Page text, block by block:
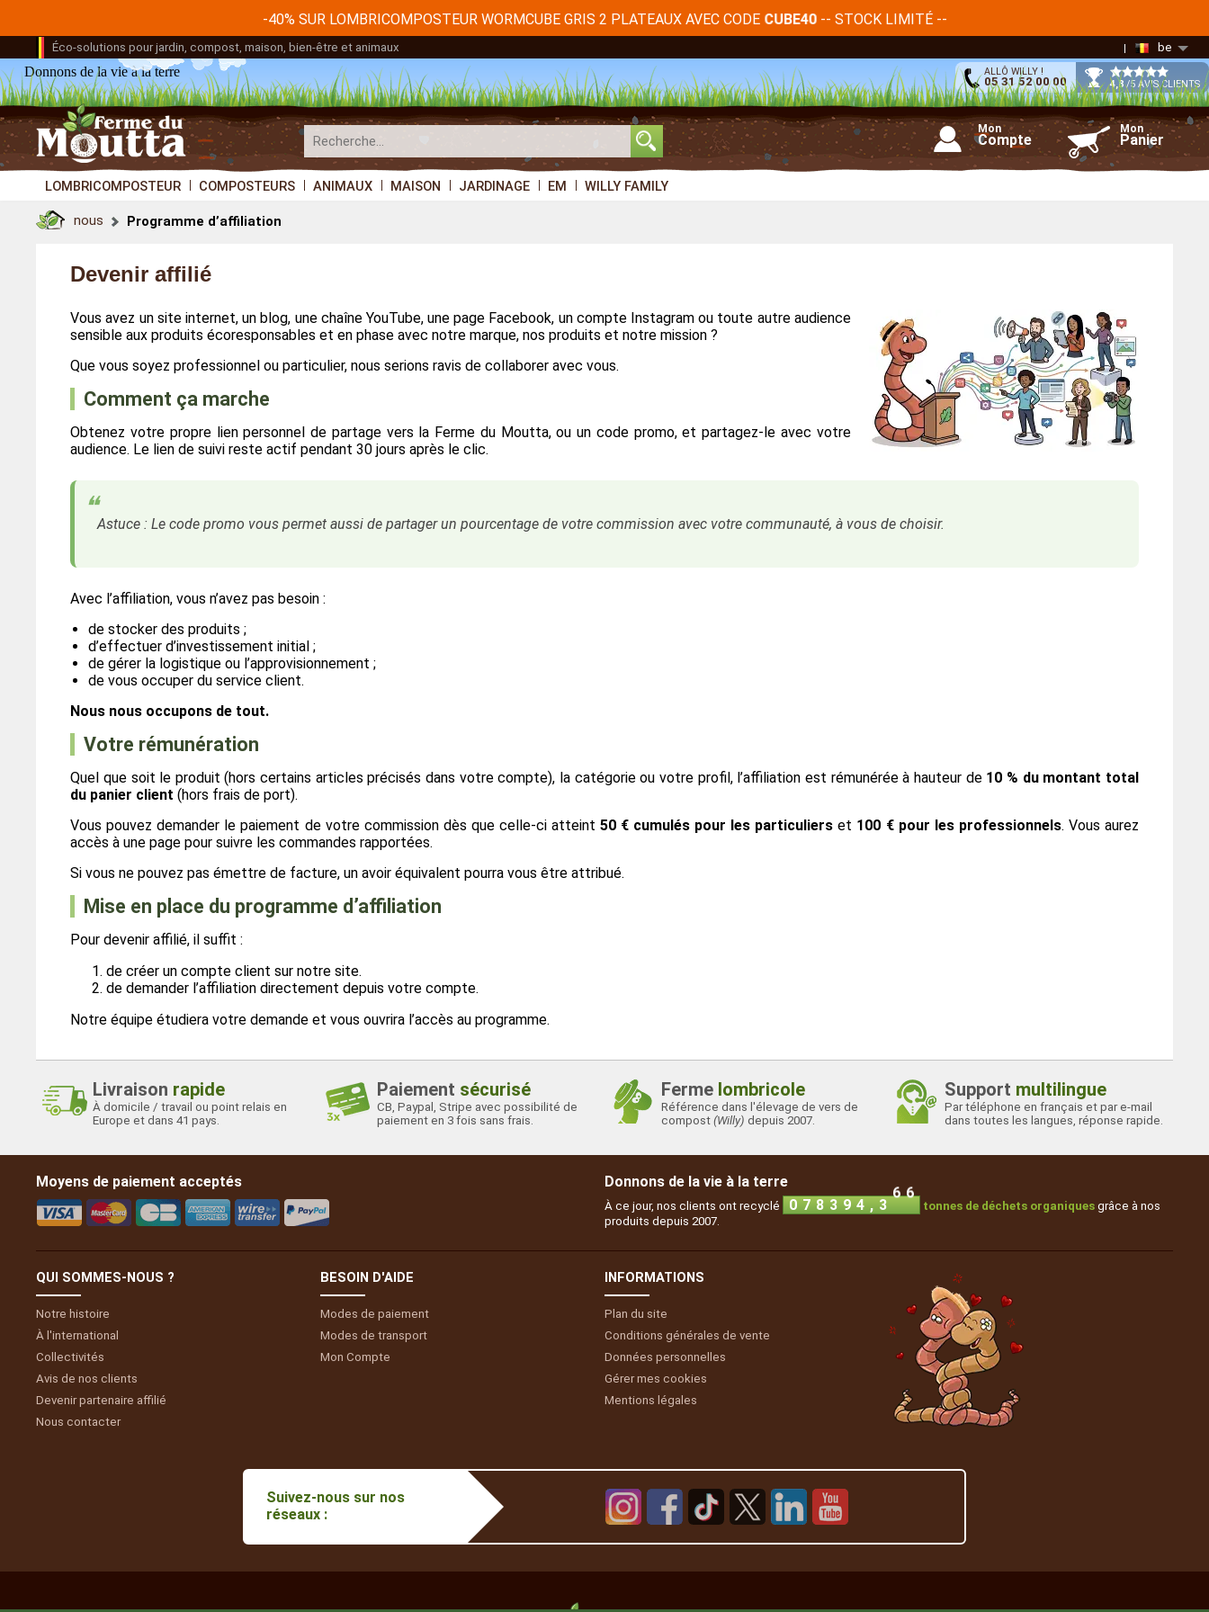
-40% SUR LOMBRICOMPOSTEUR WORMCUBE GRIS 2 PLATEAUX AVEC CODE CUBE40-- STOCK LIMITÉ --
Éco-solutions pour jardin, compost, maison, bien-être et animaux be
Donnons de la vie à la terre ALLÔ WILLY !
05 31 52 00 00 4,8/5 AVIS CLIENTS
Mon
Panier
Mon
Compte
LOMBRICOMPOSTEUR COMPOSTEURS ANIMAUX MAISON JARDINAGE EM WILLY FAMILY
nous Programme d’affiliation
Devenir affilié
Vous avez un site internet, un blog, une chaîne YouTube, une page Facebook, un compte Instagram ou toute autre audience
sensible aux produits écoresponsables et en phase avec notre marque, nos produits et notre mission ?
Que vous soyez professionnel ou particulier, nous serions ravis de collaborer avec vous.
Comment ça marche
Obtenez votre propre lien personnel de partage vers la Ferme du Moutta, ou un code promo, et partagez-le avec votre
audience. Le lien de suivi reste actif pendant 30 jours après le clic.
Astuce : Le code promo vous permet aussi de partager un pourcentage de votre commission avec votre communauté, à vous de choisir.
Avec l’affiliation, vous n’avez pas besoin :
de stocker des produits ;
d’effectuer d’investissement initial ;
de gérer la logistique ou l’approvisionnement ;
de vous occuper du service client.
Nous nous occupons de tout.
Votre rémunération
Quel que soit le produit (hors certains articles précisés dans votre compte), la catégorie ou votre profil, l’affiliation est rémunérée à hauteur de 10 % du montant total
du panier client (hors frais de port).
Vous pouvez demander le paiement de votre commission dès que celle-ci atteint 50 € cumulés pour les particuliers et 100 € pour les professionnels. Vous aurez
accès à une page pour suivre les commandes rapportées.
Si vous ne pouvez pas émettre de facture, un avoir équivalent pourra vous être attribué.
Mise en place du programme d’affiliation
Pour devenir affilié, il suffit :
de créer un compte client sur notre site.
de demander l’affiliation directement depuis votre compte.
Notre équipe étudiera votre demande et vous ouvrira l’accès au programme.
Livraison rapide
À domicile / travail ou point relais en
Europe et dans 41 pays.
Paiement sécurisé
CB, Paypal, Stripe avec possibilité de
paiement en 3 fois sans frais.
Ferme lombricole
Référence dans l'élevage de vers de
compost (Willy) depuis 2007.
Support multilingue
Par téléphone en français et par e-mail
dans toutes les langues, réponse rapide.
Moyens de paiement acceptés Donnons de la vie à la terre
À ce jour, nos clients ont recyclé 0 7 8 3 9 4 , 3 6 6 tonnes de déchets organiques grâce à nos
produits depuis 2007.
QUI SOMMES-NOUS ?
Notre histoire
À l'international
Collectivités
Avis de nos clients
Devenir partenaire affilié
Nous contacter
BESOIN D'AIDE
Modes de paiement
Modes de transport
MonCompte
INFORMATIONS
Plan du site
Conditions générales de vente
Données personnelles
Gérer mes cookies
Mentions légales
Suivez-nous sur nos
réseaux :